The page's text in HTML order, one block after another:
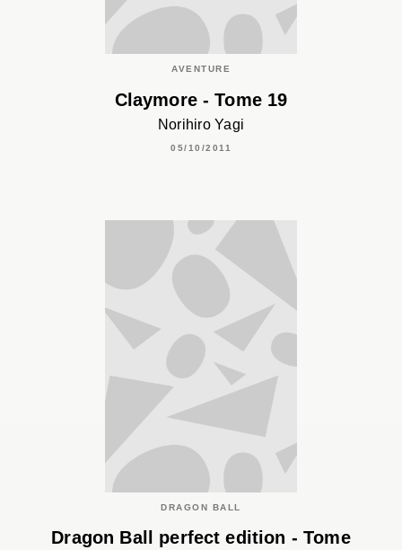
AVENTURE
Claymore - Tome 19
Norihiro Yagi
05/10/2011
DRAGON BALL
Dragon Ball perfect edition - Tome